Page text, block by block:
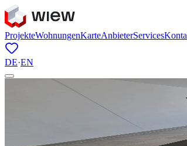
ProjekteWohnungenKarteAnbieterServices
DE·EN